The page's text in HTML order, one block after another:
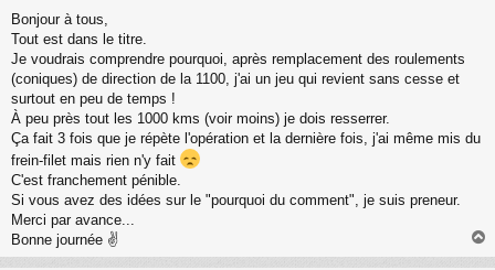
s
s
a
g
Bonjour à tous,
Tout est dans le titre.
Je voudrais comprendre pourquoi, après remplacement des roulements
(coniques) de direction de la 1100, j'ai un jeu qui revient sans cesse et
surtout en peu de temps !
À peu près tout les 1000 kms (voir moins) je dois resserrer.
Ça fait 3 fois que je répète l'opération et la dernière fois, j'ai même mis du
frein-filet mais rien n'y fait
C'est franchement pénible.
Si vous avez des idées sur le "pourquoi du comment", je suis preneur.
Merci par avance...
Bonne journée ✌
a